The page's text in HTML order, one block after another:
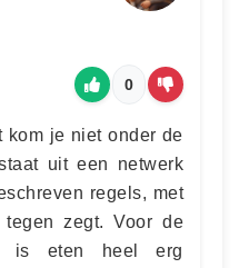
0
je niet onder de
uit een netwerk
regels, met
zegt. Voor de
is eten heel erg